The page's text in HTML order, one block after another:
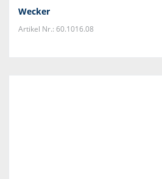
Wecker
Artikel Nr.: 60.1016.08